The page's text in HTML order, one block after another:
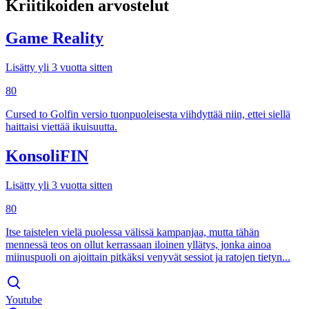
Kriitikoiden arvostelut
Game Reality
Lisätty yli 3 vuotta sitten
80
Cursed to Golfin versio tuonpuoleisesta viihdyttää niin, ettei siellä
haittaisi viettää ikuisuutta.
KonsoliFIN
Lisätty yli 3 vuotta sitten
80
Itse taistelen vielä puolessa välissä kampanjaa, mutta tähän
mennessä teos on ollut kerrassaan iloinen yllätys, jonka ainoa
miinuspuoli on ajoittain pitkäksi venyvät sessiot ja ratojen tietyn...
Youtube